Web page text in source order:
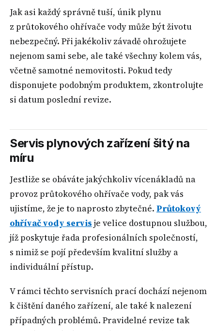
Jak asi každý správně tuší, únik plynu
z průtokového ohřívače vody může být životu
nebezpečný. Při jakékoliv závadě ohrožujete
nejenom sami sebe, ale také všechny kolem vás,
včetně samotné nemovitosti. Pokud tedy
disponujete podobným produktem, zkontrolujte
si datum poslední revize.
Servis plynových zařízení šitý na
míru
Jestliže se obáváte jakýchkoliv vícenákladů na
provoz průtokového ohřívače vody, pak vás
ujistíme, že je to naprosto zbytečné. Průtokový
ohřívač vody servis je velice dostupnou službou,
jíž poskytuje řada profesionálních společností,
s nimiž se pojí především kvalitní služby a
individuální přístup.
V rámci těchto servisních prací dochází nejenom
k čištění daného zařízení, ale také k nalezení
případných problémů. Pravidelné revize tak